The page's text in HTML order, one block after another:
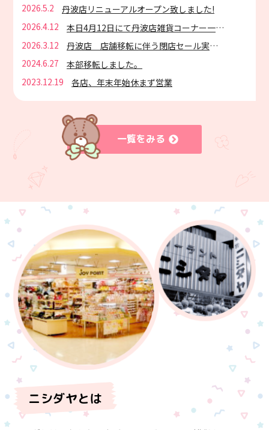
2026.5.2
丹波店リニューアルオープン致しました!
2026.4.12
本日4月12日にて丹波店雑貨コーナー一時閉店29日移転オープン
2026.3.12
丹波店 店舗移転に伴う閉店セール実施中
2024.6.27
本部移転しました。
2023.12.19
各店、年末年始休まず営業
一覧をみる
ニシダヤとは